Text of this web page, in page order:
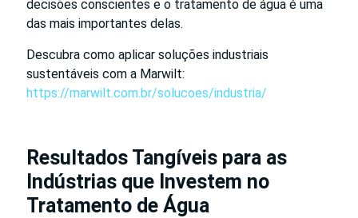
decisões conscientes e o tratamento de água é uma
das mais importantes delas.
Descubra como aplicar soluções industriais
sustentáveis com a Marwilt:
https://marwilt.com.br/solucoes/industria/
Resultados Tangíveis para as
Indústrias que Investem no
Tratamento de Água